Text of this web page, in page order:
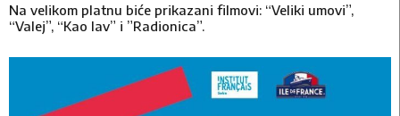
Na velikom platnu biće prikazani filmovi: “Veliki umovi”,
“Valej”, “Kao lav” i ”Radionica”.